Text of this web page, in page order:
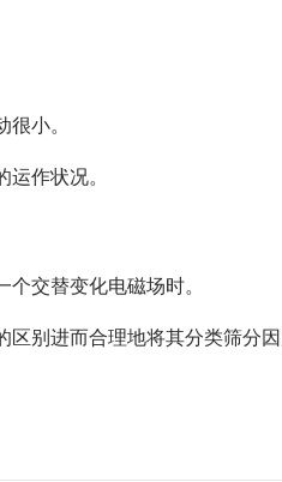
系列全磁永磁滚筒
小。
作状况。
交替变化电磁场时。
别进而合理地将其分类筛分